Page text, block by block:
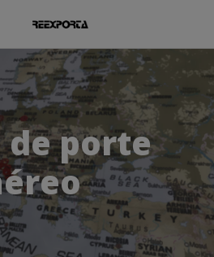
de porte